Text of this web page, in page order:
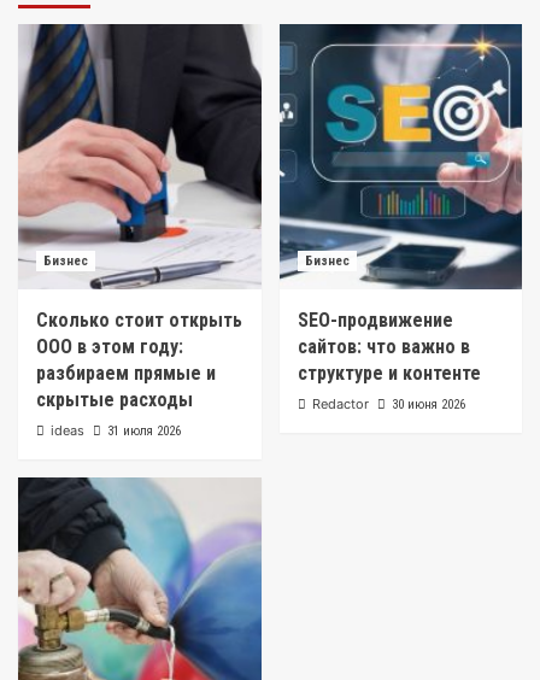
Бизнес
Сколько стоит открыть
ООО в этом году:
разбираем прямые и
скрытые расходы
ideas 31 июля 2026
Бизнес
SEO-продвижение
сайтов: что важно в
структуре и контенте
Redactor 30 июня 2026